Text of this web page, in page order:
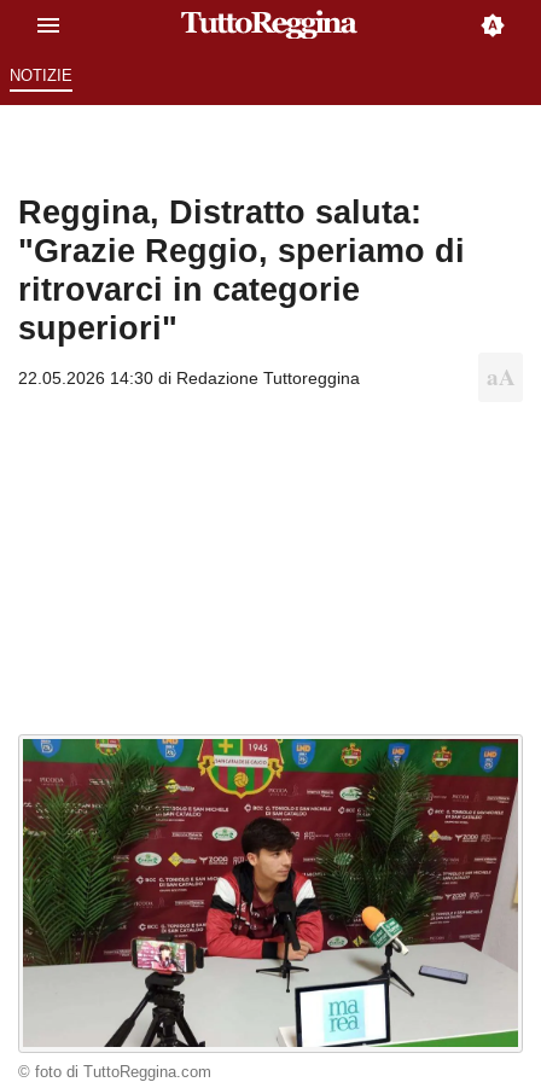
NOTIZIE
Reggina, Distratto saluta:
"Grazie Reggio, speriamo di
ritrovarci in categorie
superiori"
22.05.2026 14:30 di Redazione Tuttoreggina
© foto di TuttoReggina.com